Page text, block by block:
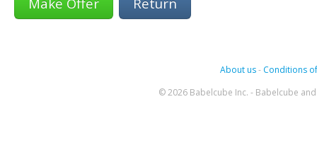
About us- Conditions
© 2026 Babelcube Inc. - Babelcube